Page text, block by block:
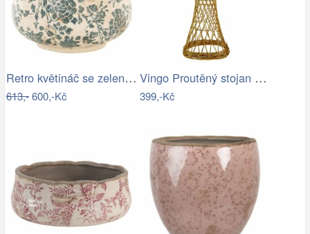
Retro květináč se zelenými květy Tien…
613,-600,-Kč
Vingo Proutěný stojan na květiny…
399,-Kč